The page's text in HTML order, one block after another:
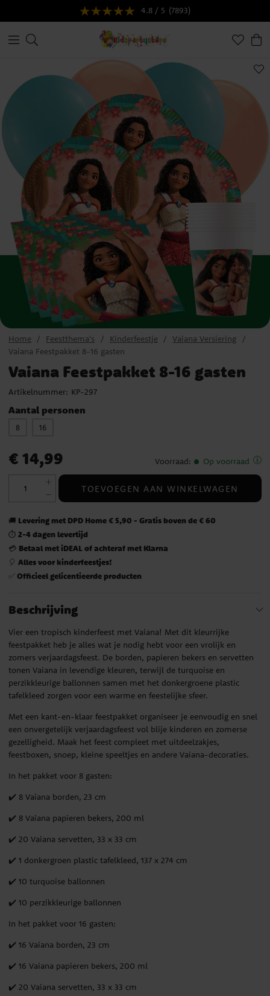
4.8 / 5 (7893)
Home Feestthema's Kinderfeestje
Vaiana Versiering
Vaiana Feestpakket 8-16 gasten
Vaiana Feestpakket 8-16 gasten
Artikelnummer: KP-297
Aantal personen
8 16
Prijs: € 14,99
€ 14,99 Voorraad: Op voorraad
TOEVOEGEN AAN WINKELWAGEN
🚚 Levering met DPD Home € 5,90 - Gratis boven de € 60
⏱️ 2-4 dagen levertijd
💳 Betaal met iDEAL of achteraf met Klarna
🎈 Alles voor kinderfeestjes!
✅ Officieel gelicentieerde producten
Beschrijving
Vier een tropisch kinderfeest met Vaiana! Met dit kleurrijke
feestpakket heb je alles wat je nodig hebt voor een vrolijk en
zomers verjaardagsfeest. De borden, papieren bekers en servetten
tonen Vaiana in levendige kleuren, terwijl de turquoise en
perzikkleurige ballonnen samen met het donkergroene plastic
tafelkleed zorgen voor een warme en feestelijke sfeer.
Met een kant-en-klaar feestpakket organiseer je eenvoudig en snel
een onvergetelijk verjaardagsfeest vol blije kinderen en zomerse
gezelligheid. Maak het feest compleet met uitdeelzakjes,
feestboxen, snoep, kleine speeltjes en andere Vaiana-decoraties.
In het pakket voor 8 gasten:
✔️ 8 Vaiana borden, 23 cm
✔️ 8 Vaiana papieren bekers, 200 ml
✔️ 20 Vaiana servetten, 33 x 33 cm
✔️ 1 donkergroen plastic tafelkleed, 137 x 274 cm
✔️ 10 turquoise ballonnen
✔️ 10 perzikkleurige ballonnen
In het pakket voor 16 gasten:
✔️ 16 Vaiana borden, 23 cm
✔️ 16 Vaiana papieren bekers, 200 ml
✔️ 20 Vaiana servetten, 33 x 33 cm